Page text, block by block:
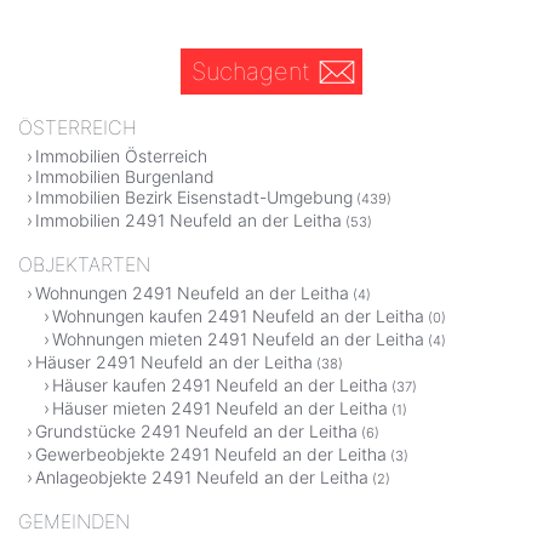
Suchagent
ÖSTERREICH
Immobilien Österreich
Immobilien Burgenland
Immobilien Bezirk Eisenstadt-Umgebung (439)
Immobilien 2491 Neufeld an der Leitha (53)
OBJEKTARTEN
Wohnungen 2491 Neufeld an der Leitha (4)
Wohnungen kaufen 2491 Neufeld an der Leitha (0)
Wohnungen mieten 2491 Neufeld an der Leitha (4)
Häuser 2491 Neufeld an der Leitha (38)
Häuser kaufen 2491 Neufeld an der Leitha (37)
Häuser mieten 2491 Neufeld an der Leitha (1)
Grundstücke 2491 Neufeld an der Leitha (6)
Gewerbeobjekte 2491 Neufeld an der Leitha (3)
Anlageobjekte 2491 Neufeld an der Leitha (2)
GEMEINDEN